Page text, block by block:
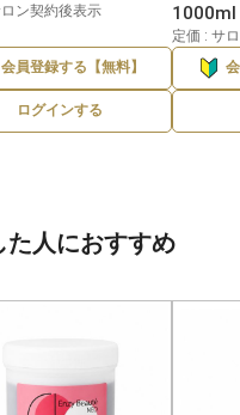
ン契約後表示
会員登録する【無料】
ログインする
1000ml
定価 : サ
た人におすすめ